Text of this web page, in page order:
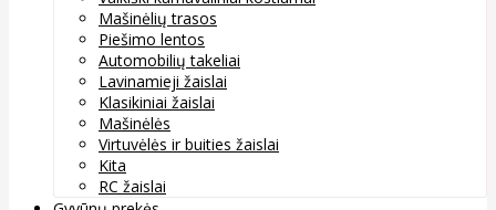
Mašinėlių trasos
Piešimo lentos
Automobilių takeliai
Lavinamieji žaislai
Klasikiniai žaislai
Mašinėlės
Virtuvėlės ir buities žaislai
Kita
RC žaislai